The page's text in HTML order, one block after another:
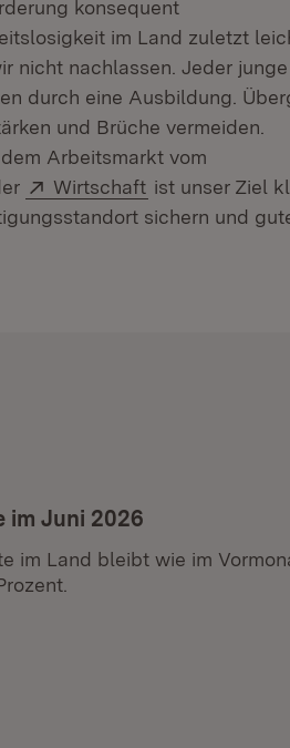
konsequent
im Land zuletzt
nicht nachlassen. Jeder junge
durch eine Ausbildung.
und Brüche vermeiden.
Arbeitsmarkt vom
Extern:
Wirtschaft (Öffnet in
ist unser Ziel
sichern und
im Juni 2026
im Land bleibt wie im